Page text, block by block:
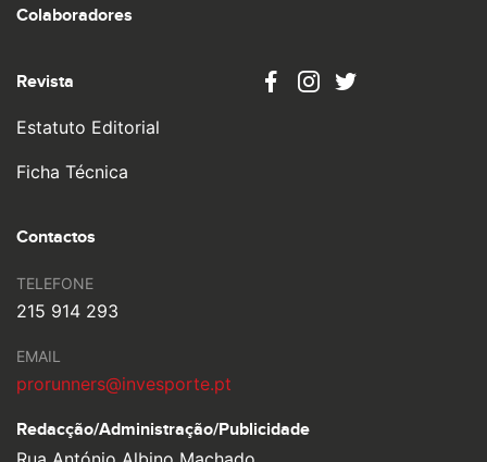
Colaboradores
Revista
Estatuto Editorial
Ficha Técnica
Contactos
TELEFONE
215 914 293
EMAIL
prorunners@invesporte.pt
Redacção/Administração/Publicidade